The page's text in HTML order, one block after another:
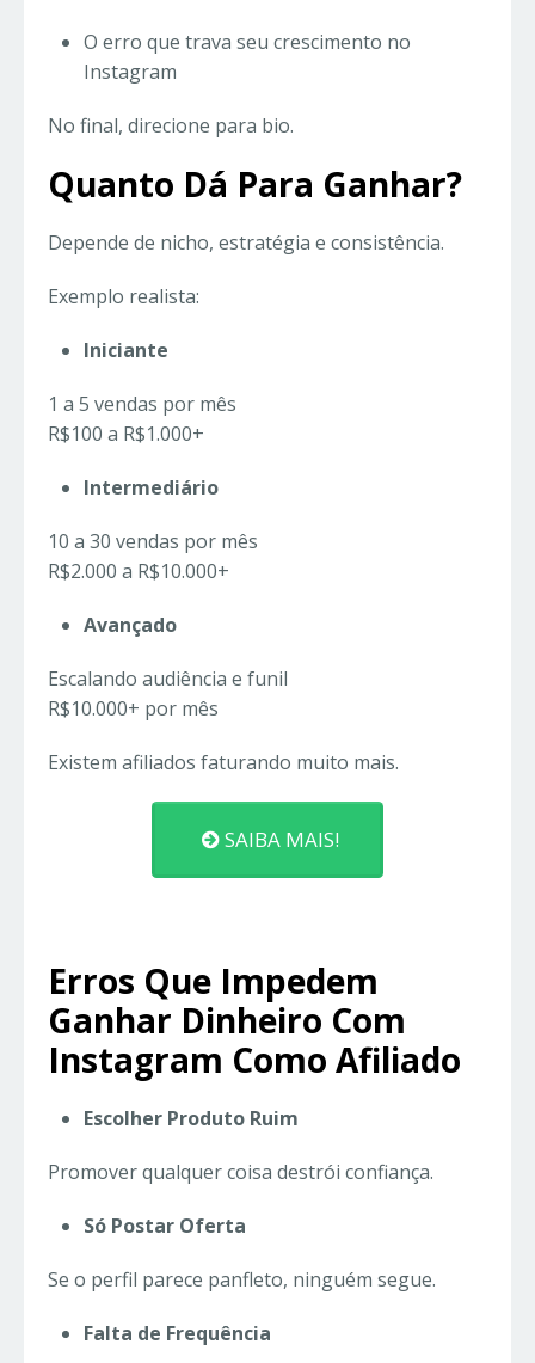
O erro que trava seu crescimento no
Instagram
No final, direcione para bio.
Quanto Dá Para Ganhar?
Depende de nicho, estratégia e consistência.
Exemplo realista:
Iniciante
1 a 5 vendas por mês
R$100 a R$1.000+
Intermediário
10 a 30 vendas por mês
R$2.000 a R$10.000+
Avançado
Escalando audiência e funil
R$10.000+ por mês
Existem afiliados faturando muito mais.
SAIBA MAIS!
Erros Que Impedem
Ganhar Dinheiro Com
Instagram Como Afiliado
Escolher Produto Ruim
Promover qualquer coisa destrói confiança.
Só Postar Oferta
Se o perfil parece panfleto, ninguém segue.
Falta de Frequência